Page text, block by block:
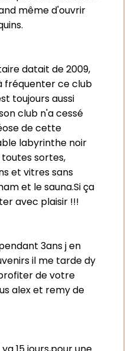
même d'ouvrir
datait de 2009,
fréquenter ce club
toujours aussi
club n'a cessé
de cette
labyrinthe noir
sortes,
et vitres sans
et le sauna.Si ça
avec plaisir !!!
3ans j en
il me tarde dy
de votre
alex et remy de